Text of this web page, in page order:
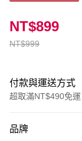
NT$999
NT$899
付款與運送方式
超取滿NT$490免運
信用卡一次付款
品牌